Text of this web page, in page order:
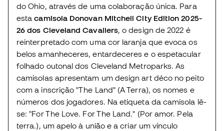
do Ohio, através de uma colaboração única. Para
estacamisola Donovan Mitchell City Edition 2025-
26 dos Cleveland Cavaliers, o design de 2022 é
reinterpretado com uma cor laranja que evoca os
belos amanheceres, entardeceres e o espetacular
folhado outonal dos Cleveland Metroparks. As
camisolas apresentam um design art déco no peito
com a inscrição "The Land" (A Terra), os nomes e
números dos jogadores. Na etiqueta da camisola lê-
se: "For The Love. For The Land." (Por amor. Pela
terra.), um apelo à união e a criar um vínculo